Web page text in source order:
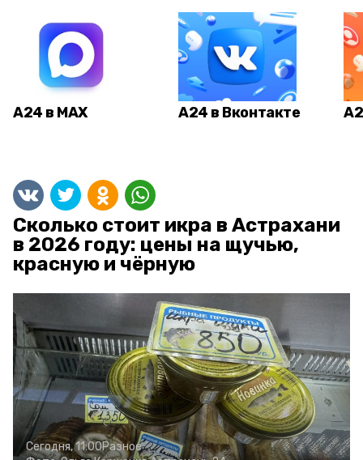
А24 в MAX А24 в Вконтакте
Сколько стоит икра в Астрахани
в 2026 году: цены на щучью,
красную и чёрную
Сегодня, 11:00Разное